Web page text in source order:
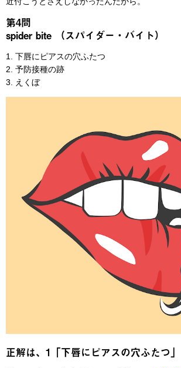
第4問
spider bite （スパイダー・バイト）
1. 下唇にピアスの穴ふたつ
2. 予防接種の跡
3. えくぼ
正解は、1「下唇にピアスの穴ふたつ」